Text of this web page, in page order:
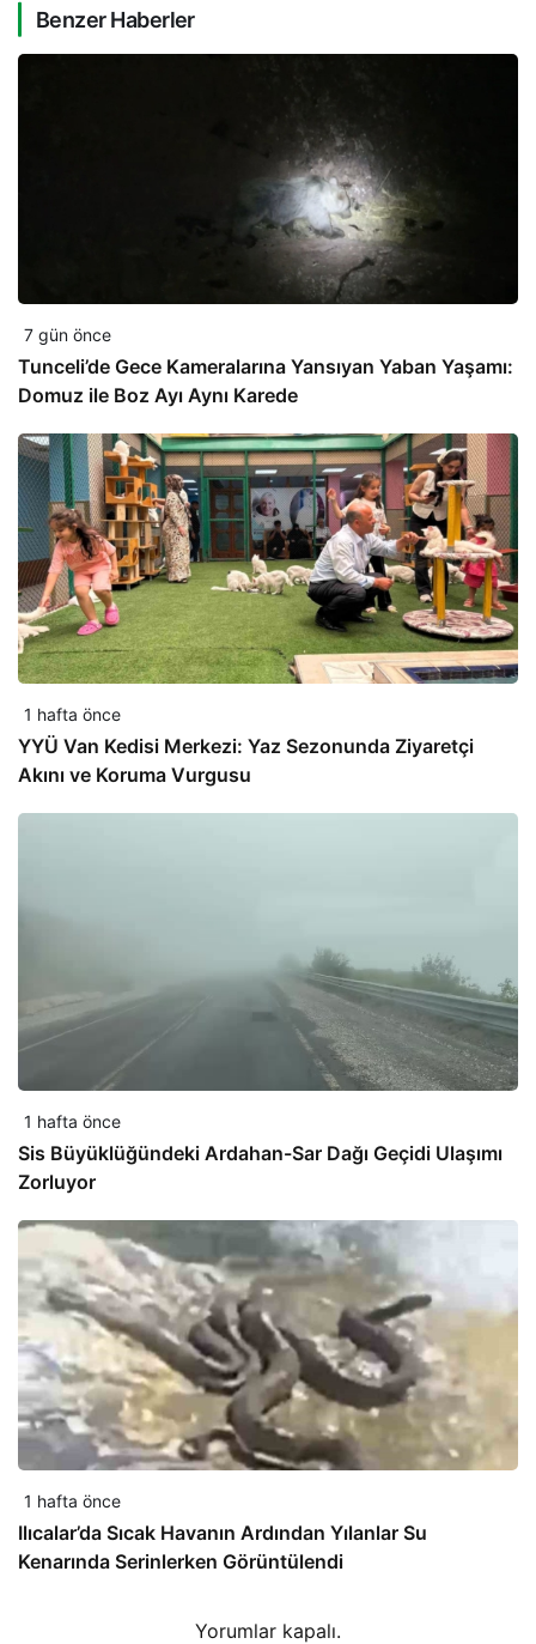
Benzer Haberler
7 gün önce
Tunceli’de Gece Kameralarına Yansıyan Yaban Yaşamı:
Domuz ile Boz Ayı Aynı Karede
1 hafta önce
YYÜ Van Kedisi Merkezi: Yaz Sezonunda Ziyaretçi
Akını ve Koruma Vurgusu
1 hafta önce
Sis Büyüklüğündeki Ardahan-Sar Dağı Geçidi Ulaşımı
Zorluyor
1 hafta önce
Ilıcalar’da Sıcak Havanın Ardından Yılanlar Su
Kenarında Serinlerken Görüntülendi
Yorumlar kapalı.